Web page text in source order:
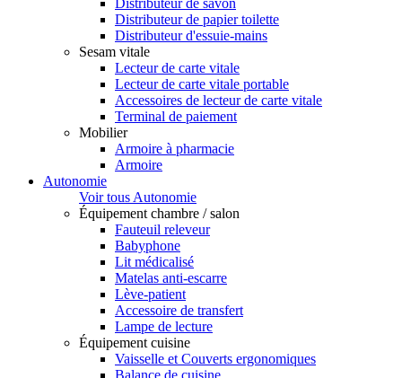
Distributeur de savon
Distributeur de papier toilette
Distributeur d'essuie-mains
Sesam vitale
Lecteur de carte vitale
Lecteur de carte vitale portable
Accessoires de lecteur de carte vitale
Terminal de paiement
Mobilier
Armoire à pharmacie
Armoire
Autonomie
Voir tous Autonomie
Équipement chambre / salon
Fauteuil releveur
Babyphone
Lit médicalisé
Matelas anti-escarre
Lève-patient
Accessoire de transfert
Lampe de lecture
Équipement cuisine
Vaisselle et Couverts ergonomiques
Balance de cuisine